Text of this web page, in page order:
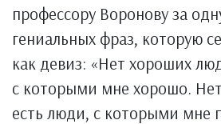
профессору Воронову за
гениальных фраз, которую
как девиз: «Нет хороших
с которыми мне хорошо.
есть люди, с которыми мне